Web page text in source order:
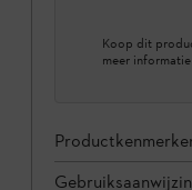
Koop dit
meer